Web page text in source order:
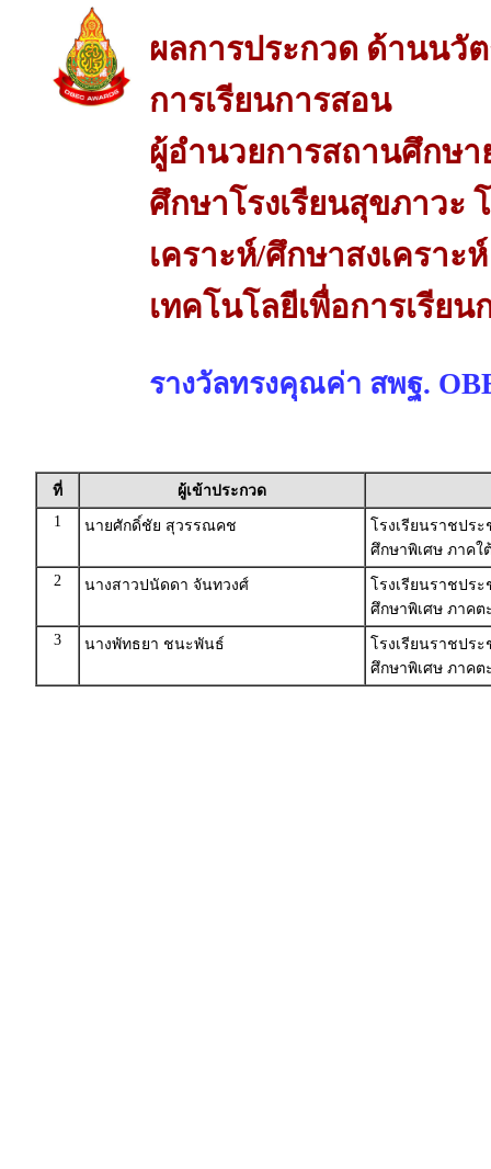
ผลการประกวด ด้านนวั
การเรียนการสอน
ผู้อำนวยการสถานศึกษา
ศึกษาโรงเรียนสุขภาวะ
เคราะห์/ศึกษาสงเครา
เทคโนโลยีเพื่อการเรียน
รางวัลทรงคุณค่า สพฐ.
ที่
ผู้เข้าประกวด
1
นายศักดิ์ชัย สุวรรณคช
โรงเรียนราชปร
ศึกษาพิเศษ ภาคใ
2
นางสาวปนัดดา จันทวงศ์
โรงเรียนราชปร
ศึกษาพิเศษ ภาคต
3
นางพัทธยา ชนะพันธ์
โรงเรียนราชปร
ศึกษาพิเศษ ภาคต